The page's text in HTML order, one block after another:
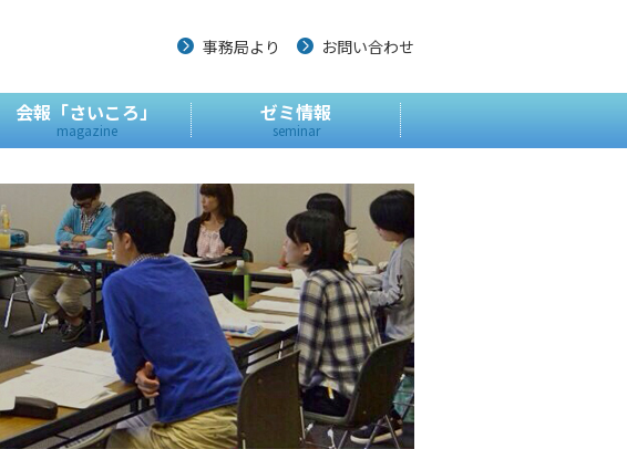
事務局より お問い合わせ
会報「さいころ」
magazine
ゼミ情報
seminar